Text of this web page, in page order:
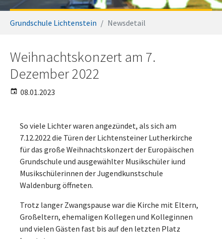
Grundschule Lichtenstein Newsdetail
Weihnachtskonzert am 7.
Dezember 2022
08.01.2023
So viele Lichter waren angezündet, als sich am
7.12.2022 die Türen der Lichtensteiner Lutherkirche
für das große Weihnachtskonzert der Europäischen
Grundschule und ausgewählter Musikschüler iund
Musikschülerinnen der Jugendkunstschule
Waldenburg öffneten.
Trotz langer Zwangspause war die Kirche mit Eltern,
Großeltern, ehemaligen Kollegen und Kolleginnen
und vielen Gästen fast bis auf den letzten Platz